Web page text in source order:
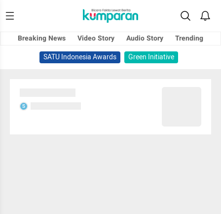
Breaking News Video Story Audio Story
Trending
SATU Indonesia Awards
Green Initiative
S